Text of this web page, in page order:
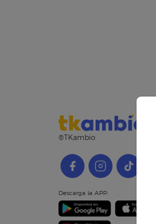
®TKambio
Descarga la APP: